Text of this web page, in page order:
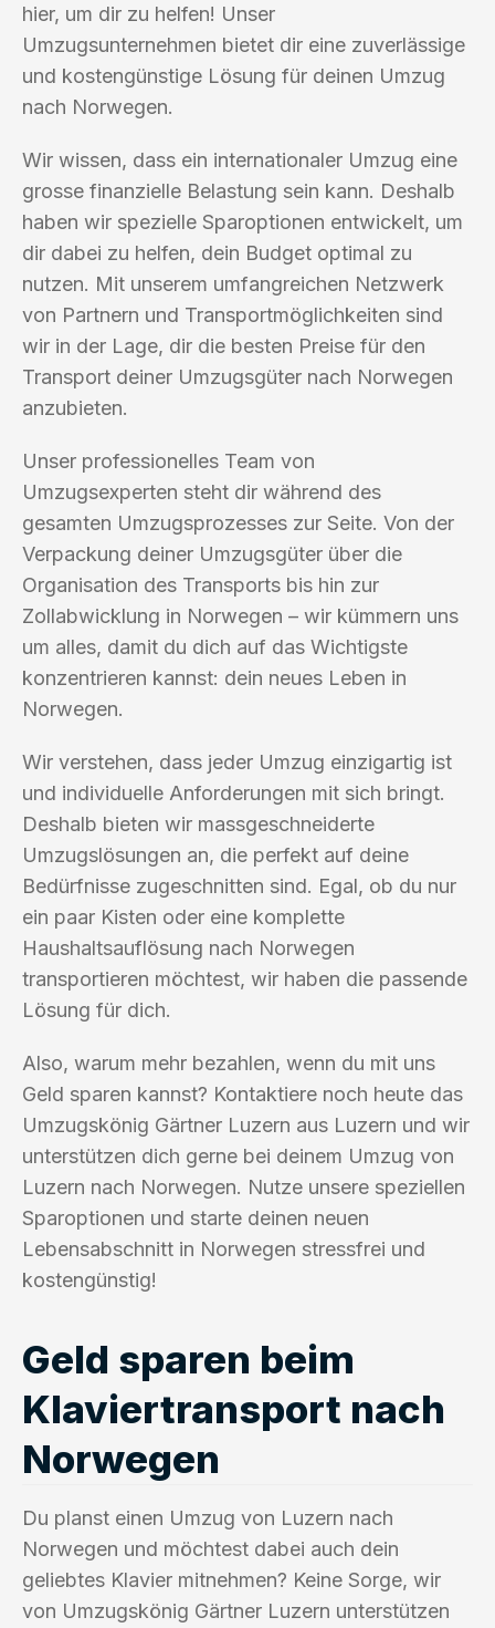
hier, um dir zu helfen! Unser
Umzugsunternehmen bietet dir eine zuverlässige
und kostengünstige Lösung für deinen Umzug
nach Norwegen.
Wir wissen, dass ein internationaler Umzug eine
grosse finanzielle Belastung sein kann. Deshalb
haben wir spezielle Sparoptionen entwickelt, um
dir dabei zu helfen, dein Budget optimal zu
nutzen. Mit unserem umfangreichen Netzwerk
von Partnern und Transportmöglichkeiten sind
wir in der Lage, dir die besten Preise für den
Transport deiner Umzugsgüter nach Norwegen
anzubieten.
Unser professionelles Team von
Umzugsexperten steht dir während des
gesamten Umzugsprozesses zur Seite. Von der
Verpackung deiner Umzugsgüter über die
Organisation des Transports bis hin zur
Zollabwicklung in Norwegen – wir kümmern uns
um alles, damit du dich auf das Wichtigste
konzentrieren kannst: dein neues Leben in
Norwegen.
Wir verstehen, dass jeder Umzug einzigartig ist
und individuelle Anforderungen mit sich bringt.
Deshalb bieten wir massgeschneiderte
Umzugslösungen an, die perfekt auf deine
Bedürfnisse zugeschnitten sind. Egal, ob du nur
ein paar Kisten oder eine komplette
Haushaltsauflösung nach Norwegen
transportieren möchtest, wir haben die passende
Lösung für dich.
Also, warum mehr bezahlen, wenn du mit uns
Geld sparen kannst? Kontaktiere noch heute das
Umzugskönig Gärtner Luzern aus Luzern und wir
unterstützen dich gerne bei deinem Umzug von
Luzern nach Norwegen. Nutze unsere speziellen
Sparoptionen und starte deinen neuen
Lebensabschnitt in Norwegen stressfrei und
kostengünstig!
Geld sparen beim
Klaviertransport nach
Norwegen
Du planst einen Umzug von Luzern nach
Norwegen und möchtest dabei auch dein
geliebtes Klavier mitnehmen? Keine Sorge, wir
von Umzugskönig Gärtner Luzern unterstützen